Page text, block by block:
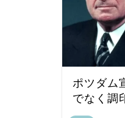
ポツダム
でなく調